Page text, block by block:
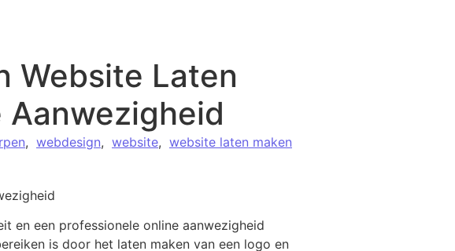
Website Laten
Aanwezigheid
, webdesign, website, website laten maken
en een professionele online aanwezigheid
is door het laten maken van een logo en